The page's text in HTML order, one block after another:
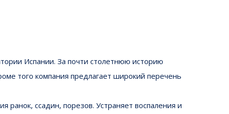
Испании. За почти столетнюю историю
того компания предлагает широкий перечень
ссадин, порезов. Устраняет воспаления и